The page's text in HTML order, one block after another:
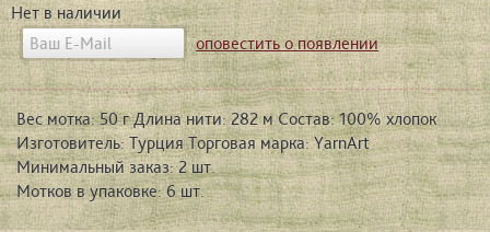
Нет в наличии
оповестить о появлении
Вес мотка: 50 г Длина нити: 282 м Состав: 100% хлопок
Изготовитель: Турция Торговая марка: YarnArt
Минимальный заказ: 2 шт.
Мотков в упаковке: 6 шт.